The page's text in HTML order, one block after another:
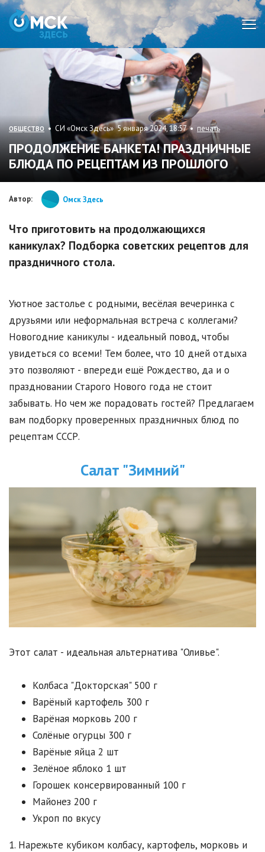
ОБЩЕСТВО• СИ «Омск Здесь» 5 января 2024, 18:57 •печать
ПРОДОЛЖЕНИЕ БАНКЕТА! ПРАЗДНИЧНЫЕ
БЛЮДА ПО РЕЦЕПТАМ ИЗ ПРОШЛОГО
Автор: Омск Здесь
Что приготовить на продолжающихся
каникулах? Подборка советских рецептов для
праздничного стола.
Уютное застолье с родными, весёлая вечеринка с
друзьями или неформальная встреча с коллегами?
Новогодние каникулы - идеальный повод, чтобы
увидеться со всеми! Тем более, что 10 дней отдыха
это позволяют - впереди ещё Рождество, да и о
праздновании Старого Нового года не стоит
забывать. Но чем же порадовать гостей? Предлагаем
вам подборку проверенных праздничных блюд по
рецептам СССР.
Салат "Зимний"
Этот салат - идеальная альтернатива "Оливье".
Колбаса "Докторская" 500 г
Варёный картофель 300 г
Варёная морковь 200 г
Солёные огурцы 300 г
Варёные яйца 2 шт
Зелёное яблоко 1 шт
Горошек консервированный 100 г
Майонез 200 г
Укроп по вкусу
1. Нарежьте кубиком колбасу, картофель, морковь и